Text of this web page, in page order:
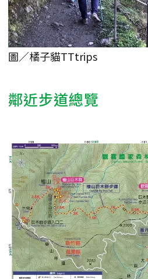
圖／橘子貓TTtrips
鄰近步道總覽